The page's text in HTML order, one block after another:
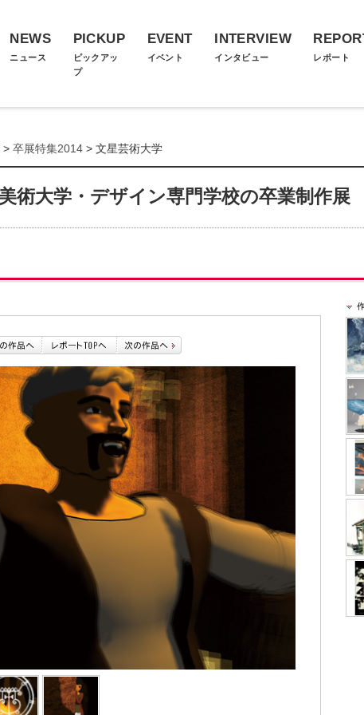
NEWS
ニュース
PICKUP
ピックアッ
プ
EVENT
イベント
INTERVIEW
インタビュー レポート
> 卒展特集2014 > 文星芸術大学
美術大学・デザイン専門学校の卒業制作展